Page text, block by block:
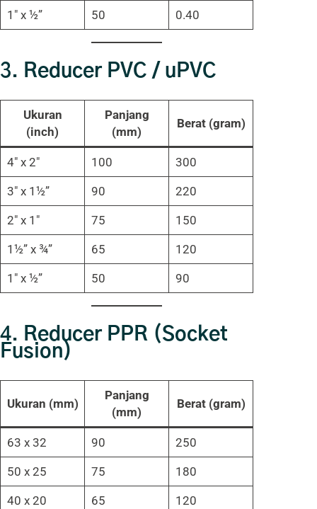
1″ x ½” 50 0.40
3. Reducer PVC / uPVC
Ukuran
(inch)
Panjang
(mm)
Berat (gram)
4″ x 2″ 100 300
3″ x 1½” 90 220
2″ x 1″ 75 150
1½” x ¾” 65 120
1″ x ½” 50 90
4. Reducer PPR (Socket
Fusion)
Ukuran (mm)
Panjang
(mm)
Berat (gram)
63 x 32 90 250
50 x 25 75 180
40 x 20 65 120